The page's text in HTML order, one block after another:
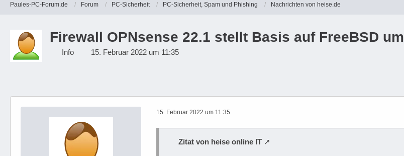
Paules-PC-Forum.de Forum PC-Sicherheit PC-Sicherheit, Spam und Phishing Nachrichten von heise.de
Firewall OPNsense 22.1 stellt Basis auf FreeBSD um
Info 15. Februar 2022 um 11:35
15. Februar 2022 um 11:35
Zitat von heise online IT